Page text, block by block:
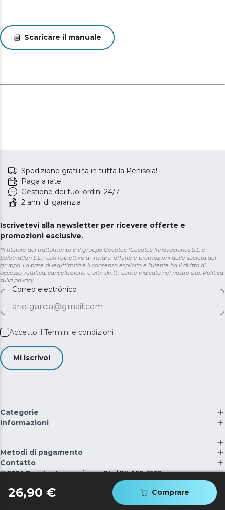
26,90 € Comprare
Scaricare il manuale
Spedizione gratuita in tutta la Penisola!
Paga a rate
Gestione dei tuoi ordini 24/7
2 anni di garanzia
Iscrivetevi alla newsletter per ricevere offerte e
promozioni esclusive.
*Il titolare del trattamento è il gruppo Cecotec (Cecotec Innovaciones S.L. e
Solotriatlon S.L.), con l'obiettivo di inviarvi offerte e promozioni delle società del
gruppo. La base di legittimità è il consenso esplicito e l'utente ha il diritto di
accesso, rettifica, cancellazione e altri diritti, come indicato nel nostro sito. Politica
sulla privacy
Correo electrónico
Accetto il Termini e condizioni
Mi iscrivo!
Categorie
Informazioni
Metodi di pagamento
Contatto
©2026 Cecotec Innovaciones S.L. | RII-AEE: 5537